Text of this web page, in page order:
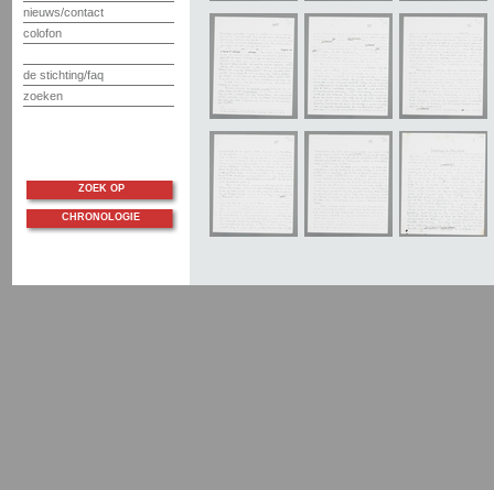
nieuws/contact
colofon
de stichting/faq
zoeken
ZOEK OP
CHRONOLOGIE